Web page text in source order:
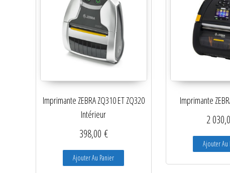
Imprimante ZEBRA ZQ310 ET ZQ320
Intérieur
398,00 €
Ajouter Au Panier
Imprimante
2
Ajouter Au